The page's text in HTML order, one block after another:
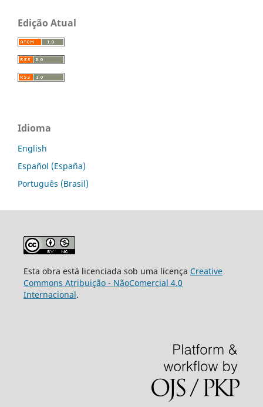
Edição Atual
Idioma
English
Español (España)
Português (Brasil)
Esta obra está licenciada sob uma licença Creative
Commons Atribuição - NãoComercial 4.0
Internacional.